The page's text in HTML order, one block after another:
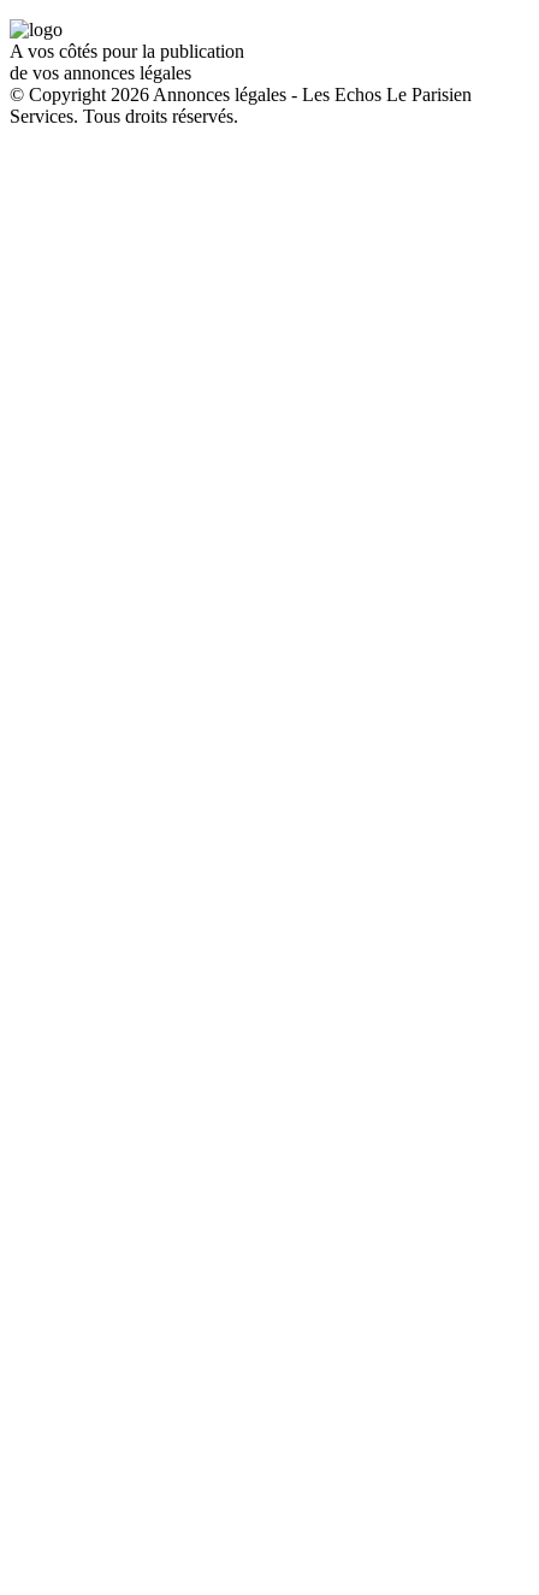
A vos côtés pour la publication
de vos annonces légales
© Copyright 2026 Annonces légales - Les Echos Le Parisien
Services. Tous droits réservés.